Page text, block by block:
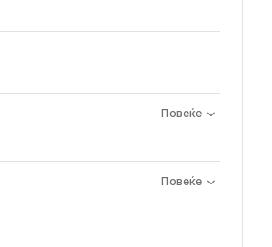
Повеќе
Повеќе
од моментот кога е направена
верификација што го добивате
во временскиот рок наведен
за локацијата на вашата нарачка,